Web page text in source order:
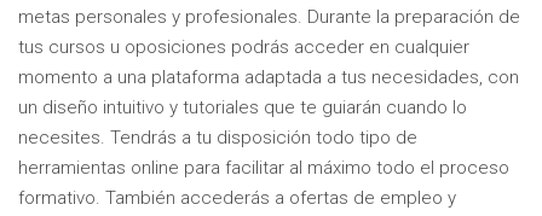
metas personales y profesionales. Durante la preparación de
tus cursos u oposiciones podrás acceder en cualquier
momento a una plataforma adaptada a tus necesidades, con
un diseño intuitivo y tutoriales que te guiarán cuando lo
necesites. Tendrás a tu disposición todo tipo de
herramientas online para facilitar al máximo todo el proceso
formativo. También accederás a ofertas de empleo y